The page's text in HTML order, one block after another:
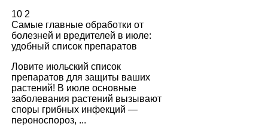
10 2
Самые главные обработки от
болезней и вредителей в июле:
удобный список препаратов
Ловите июльский список
препаратов для защиты ваших
растений! В июле основные
заболевания растений вызывают
споры грибных инфекций —
пероноспороз, ...